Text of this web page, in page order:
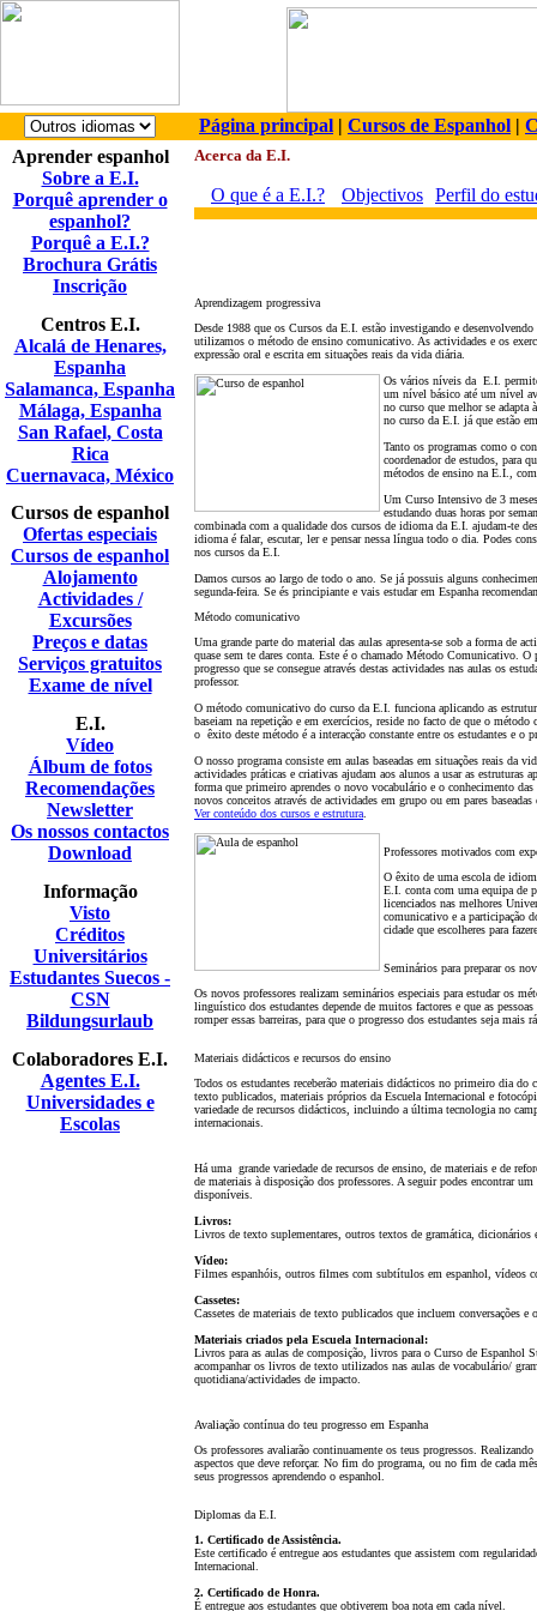
Página principal | Cursos de Espanhol |
Aprender espanhol
Sobre a E.I.
Porquê aprender o
espanhol?
Porquê a E.I.?
Brochura Grátis
Inscrição
Centros E.I.
Alcalá de Henares,
Espanha
Salamanca, Espanha
Málaga, Espanha
San Rafael, Costa
Rica
Cuernavaca, México
Cursos de espanhol
Ofertas especiais
Cursos de espanhol
Alojamento
Actividades /
Excursões
Preços e datas
Serviços gratuitos
Exame de nível
E.I.
Vídeo
Álbum de fotos
Recomendações
Newsletter
Os nossos contactos
Download
Informação
Visto
Créditos
Universitários
Estudantes Suecos -
CSN
Bildungsurlaub
Colaboradores E.I.
Agentes E.I.
Universidades e
Escolas
Acerca da E.I.
O que é a E.I.? Objectivos Perfil do
Aprendizagem progressiva
Desde 1988 que os Cursos da E.I. estão investigando e
utilizamos o método de ensino comunicativo. As actividades e os
expressão oral e escrita em situações reais da vida diária.
Os vários níveis da E.I.
um nível básico até um nível
no curso que melhor se adapta
no curso da E.I. já que estão
Tanto os programas como o
coordenador de estudos, para
métodos de ensino na E.I.,
Um Curso Intensivo de 3
estudando duas horas por
combinada com a qualidade dos cursos de idioma da E.I. ajudam-te
idioma é falar, escutar, ler e pensar nessa língua todo o dia. Podes
nos cursos da E.I.
Damos cursos ao largo de todo o ano. Se já possuis alguns
segunda-feira. Se és principiante e vais estudar em Espanha
Método comunicativo
Uma grande parte do material das aulas apresenta-se sob a forma de
quase sem te dares conta. Este é o chamado Método Comunicativo. O
progresso que se consegue através destas actividades nas aulas os
professor.
O método comunicativo do curso da E.I. funciona aplicando as
baseiam na repetição e em exercícios, reside no facto de que o método
o êxito deste método é a interacção constante entre os estudantes e o
O nosso programa consiste em aulas baseadas em situações reais da
actividades práticas e criativas ajudam aos alunos a usar as estruturas
forma que primeiro aprendes o novo vocabulário e o conhecimento
novos conceitos através de actividades em grupo ou em pares baseadas
Ver conteúdo dos cursos e estrutura
Professores motivados com
O êxito de uma escola de
E.I. conta com uma equipa de
licenciados nas melhores
comunicativo e a participação
cidade que escolheres para
Seminários para preparar os
Os novos professores realizam seminários especiais para estudar os
linguístico dos estudantes depende de muitos factores e que as
romper essas barreiras, para que o progresso dos estudantes seja mais
Materiais didácticos e recursos do ensino
Todos os estudantes receberão materiais didácticos no primeiro dia do
texto publicados, materiais próprios da Escuela Internacional e
variedade de recursos didácticos, incluindo a última tecnologia no
internacionais.
Há uma grande variedade de recursos de ensino, de materiais e de
de materiais à disposição dos professores. A seguir podes encontrar
disponíveis.
Livros:
Livros de texto suplementares, outros textos de gramática, dicionários
Vídeo:
Filmes espanhóis, outros filmes com subtítulos em espanhol, vídeos
Cassetes:
Cassetes de materiais de texto publicados que incluem conversações e
Materiais criados pela Escuela Internacional:
Livros para as aulas de composição, livros para o Curso de Espanhol
acompanhar os livros de texto utilizados nas aulas de vocabulário/
quotidiana/actividades de impacto.
Avaliação contínua do teu progresso em Espanha
Os professores avaliarão continuamente os teus progressos.
aspectos que deve reforçar. No fim do programa, ou no fim de cada
seus progressos aprendendo o espanhol.
Diplomas da E.I.
1. Certificado de Assistência.
Este certificado é entregue aos estudantes que assistem com
Internacional.
2. Certificado de Honra.
É entregue aos estudantes que obtiverem boa nota em cada nível.